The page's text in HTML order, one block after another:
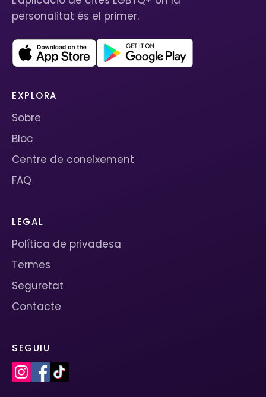
personalitat és el primer.
EXPLORA
Sobre
Bloc
Centre de coneixement
FAQ
LEGAL
Política de privadesa
Termes
Seguretat
Contacte
SEGUIU